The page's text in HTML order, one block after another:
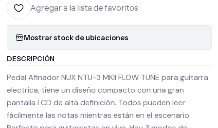
Agregar a la lista de favoritos
Mostrar stock de ubicaciones
DESCRIPCIÓN
Pedal Afinador NUX NTU-3 MKII FLOW TUNE para guitarra
electrica, tiene un diseño compacto con una gran
pantalla LCD de alta definición. Todos pueden leer
fácilmente las notas mientras están en el escenario.